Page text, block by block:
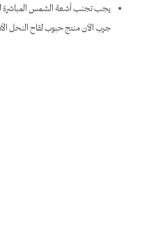
يجب تجنب أشعة الشمس المباشرة
جرب الآن منتج حبوب لقاح النحل